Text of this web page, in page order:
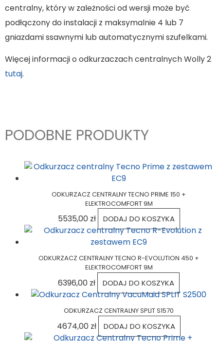
centralny, który w zależności od wersji może być
podłączony do instalacji z maksymalnie 4 lub 7
gniazdami ssawnymi lub automatycznymi szufelkami.
Więcej informacji o odkurzaczach centralnych Wolly 2
tutaj.
PODOBNE PRODUKTY
ODKURZACZ CENTRALNY TECNO PRIME 150 +
ELEKTROCOMFORT 9M
5535,00 zł DODAJ DO KOSZYKA
ODKURZACZ CENTRALNY TECNO R-EVOLUTION 450 +
ELEKTROCOMFORT 9M
6396,00 zł DODAJ DO KOSZYKA
ODKURZACZ CENTRALNY SPLIT S1570
4674,00 zł DODAJ DO KOSZYKA